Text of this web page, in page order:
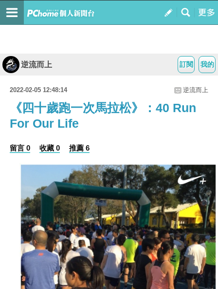
我的
訂閱
逆流而上
2022-02-05 12:48:14 逆流而上
《四十歲跑一次馬拉松》：40 Run
For Our Life
留言 0 收藏 0 推薦 6